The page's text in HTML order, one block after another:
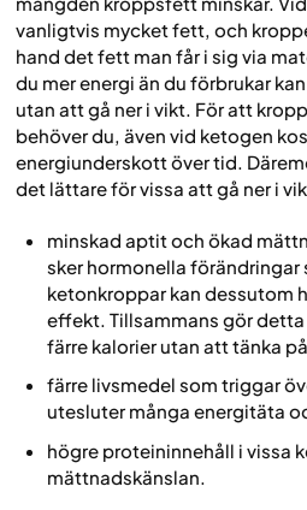
vanligtvis mycket fett, och
hand det fett man får i sig via
du mer energi än du förbrukar
utan att gå ner i vikt. För att
behöver du, även vid ketogen
energiunderskott över tid.
det lättare för vissa att gå ner i
minskad aptit och ökad
sker hormonella förändringar
ketonkroppar kan dessutom
effekt. Tillsammans gör
färre kalorier utan att tänka
färre livsmedel som triggar
utesluter många energitäta
högre proteininnehåll i vissa
mättnadskänslan.